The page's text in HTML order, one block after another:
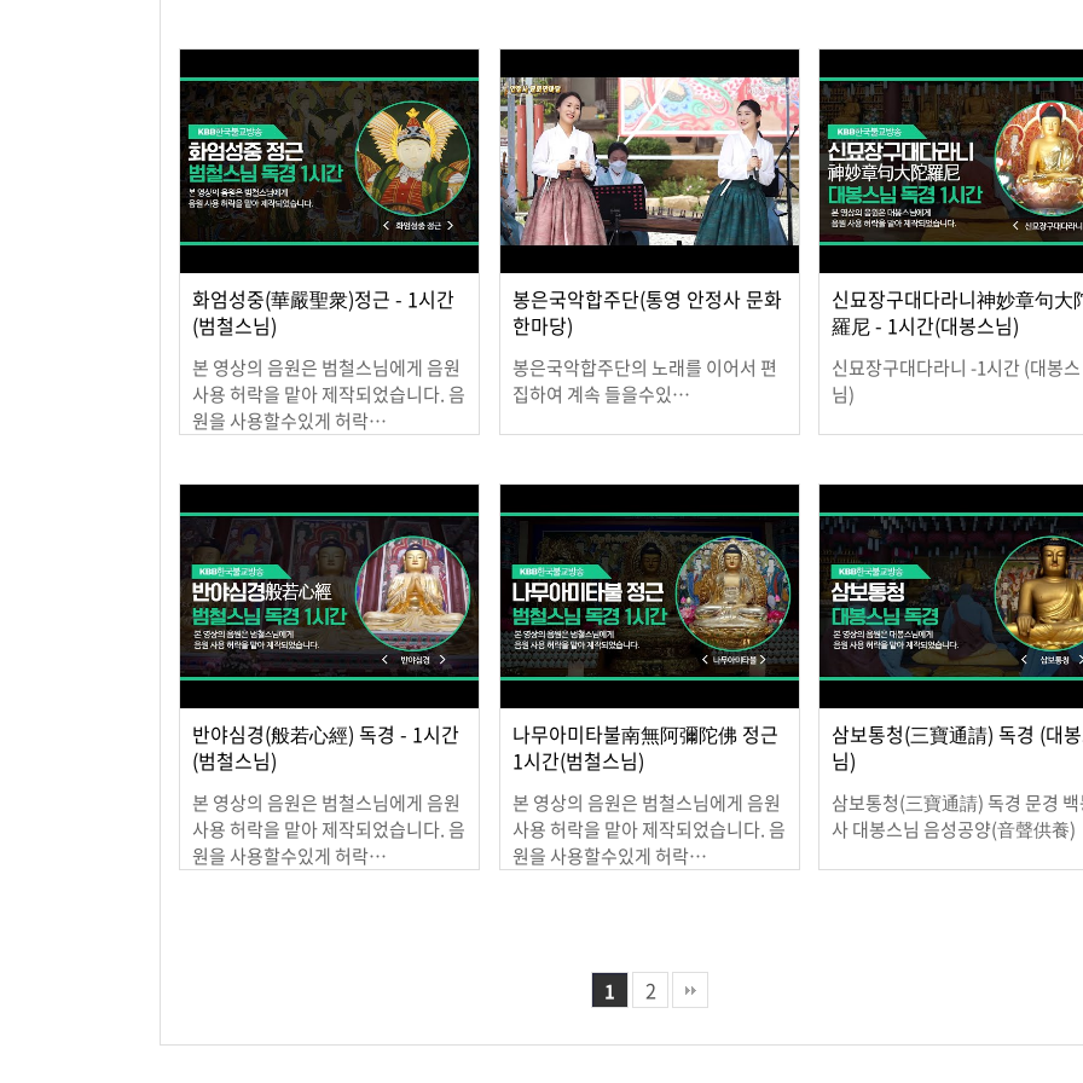
화엄성중(華嚴聖衆)정근 - 1시간
(범철스님)
본 영상의 음원은 범철스님에게 음원
사용 허락을 맡아 제작되었습니다. 음
원을 사용할수있게 허락…
봉은국악합주단(통영 안정사 문화
한마당)
봉은국악합주단의 노래를 이어서 편
집하여 계속 들을수있…
2021.08.19
신묘장구대다라니神妙章句大
羅尼 - 1시간(대봉스님)
신묘장구대다라니 -1시간 (대봉스
님)
2021.04.06
반야심경(般若心經) 독경 - 1시간
(범철스님)
본 영상의 음원은 범철스님에게 음원
사용 허락을 맡아 제작되었습니다. 음
원을 사용할수있게 허락…
나무아미타불南無阿彌陀佛 정근
1시간(범철스님)
본 영상의 음원은 범철스님에게 음원
사용 허락을 맡아 제작되었습니다. 음
원을 사용할수있게 허락…
삼보통청(三寶通請) 독경 (대
님)
삼보통청(三寶通請) 독경 문경
사 대봉스님 음성공양(音聲供養)
2020.04.07
1 2